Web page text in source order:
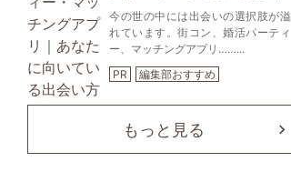
今の世の中には出会いの選択肢が溢
れています。街コン、婚活パーティ
ー、マッチングアプリ……...
PR
編集部おすすめ
もっと見る